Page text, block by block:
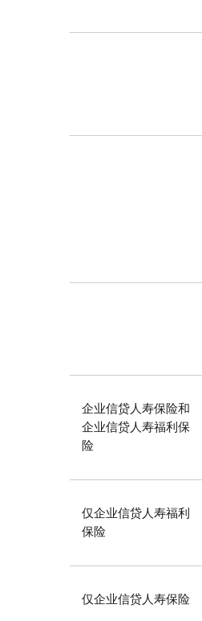
企业信贷人寿保险和
企业信贷人寿福利保
险
仅企业信贷人寿福利
保险
仅企业信贷人寿保险